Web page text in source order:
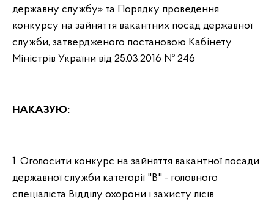
державну службу» та Порядку проведення
конкурсу на зайняття вакантних посад державної
служби, затвердженого постановою Кабінету
Міністрів України від 25.03.2016 № 246
НАКАЗУЮ:
1. Оголосити конкурс на зайняття вакантної посади
державної служби категорії "В" - головного
спеціаліста Відділу охорони і захисту лісів.